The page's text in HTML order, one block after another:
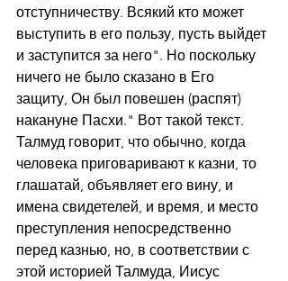
отступничеству. Всякий кто может
выступить в его пользу, пусть выйдет
и заступится за него". Но поскольку
ничего не было сказано в Его
защиту, Он был повешен (распят)
накануне Пасхи." Вот такой текст.
Талмуд говорит, что обычно, когда
человека приговаривают к казни, то
глашатай, объявляет его вину, и
имена свидетелей, и время, и место
преступления непосредственно
перед казнью, но, в соответствии с
этой историей Талмуда, Иисус